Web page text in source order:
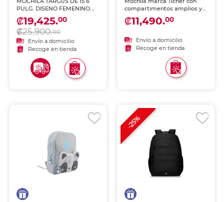
PULG. DISENO FEMENINO
OCTAVE II, PURPURA
₡19,425.00
₡25,900.00
Envío a domicilio
Recoge en tienda
compartimentos amplios y
diseño cómodo. Tirantes
acolchados y materiales
escuela, viaje o uso diario.
₡11,490.00
Envío a domicilio
Recoge en tienda
-25%